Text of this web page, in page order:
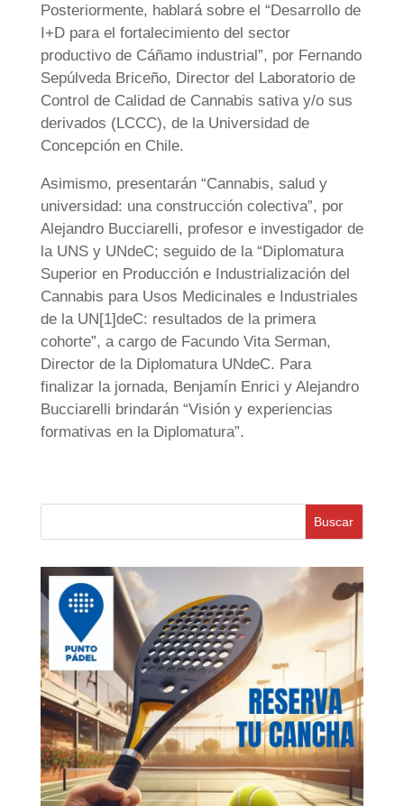
Posteriormente, hablará sobre el “Desarrollo de
I+D para el fortalecimiento del sector
productivo de Cáñamo industrial”, por Fernando
Sepúlveda Briceño, Director del Laboratorio de
Control de Calidad de Cannabis sativa y/o sus
derivados (LCCC), de la Universidad de
Concepción en Chile.
Asimismo, presentarán “Cannabis, salud y
universidad: una construcción colectiva”, por
Alejandro Bucciarelli, profesor e investigador de
la UNS y UNdeC; seguido de la “Diplomatura
Superior en Producción e Industrialización del
Cannabis para Usos Medicinales e Industriales
de la UN[1]deC: resultados de la primera
cohorte”, a cargo de Facundo Vita Serman,
Director de la Diplomatura UNdeC. Para
finalizar la jornada, Benjamín Enrici y Alejandro
Bucciarelli brindarán “Visión y experiencias
formativas en la Diplomatura”.
Buscar